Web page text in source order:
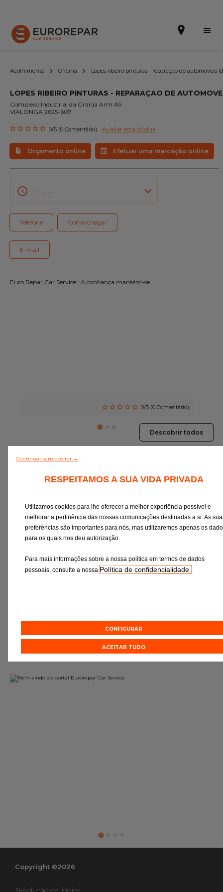
Efetuar uma marcação online
Orçamento online
A marca
Promoções
Noticias
Gama Eurorepar
Serviço cliente
Todas as oficinas
Acolhimento Oficina Lopes ribeiro pinturas - reparaçao de automoveis
LOPES RIBEIRO PINTURAS - REPARAÇAO DE
Complexo Industrial da Granja Arm A9
VIALONGA 2625-607
0/5 (0 Comentário) Avaliar esta oficina
Orçamento online Efetuar uma marcação online
Telefone Como chegar
E-mail
Euro Repar Car Service : A confiança mantém-se
0/5 (0 Comentário)
Descobrir todos
Mudança de óleo
Os lubrificantes são a garantia do
funcionamento ideal do motor
Efetuar uma marcação online
Verificação
essenciais e a
de desgaste
Copyright ©2026
Resolução de litígios
Continuar sem aceitar →
RESPEITAMOS A SUA VIDA PRIVADA
Utilizamos cookies para lhe oferecer a melhor experiência possível e
melhorar a pertinência das nossas comunicações destinadas a si. As
preferências são importantes para nós, mas utilizaremos apenas os
para os quais nos deu autorização.
Para mais informações sobre a nossa política em termos de dados
pessoais, consulte a nossaPolítica de confidencialidade .
CONFIGURAR
ACEITAR TUDO